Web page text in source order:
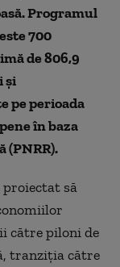
Programul
700
de 806,9
și
pe perioada
în baza
(PNRR).
să
către piloni de
tranziția către